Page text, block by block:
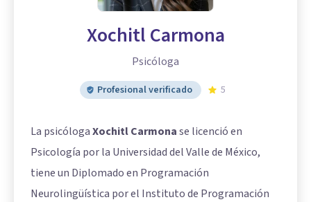
Xochitl Carmona
Psicóloga
Profesional verificado 5
La psicólogaXochitl Carmonase licenció en
Psicología por la Universidad del Valle de México,
tiene un Diplomado en Programación
Neurolingüística por el Instituto de Programación